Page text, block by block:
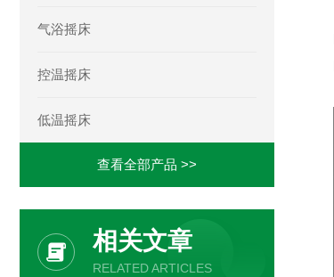
气浴摇床
控温摇床
低温摇床
查看全部产品 >>
相关文章
RELATED ARTICLES